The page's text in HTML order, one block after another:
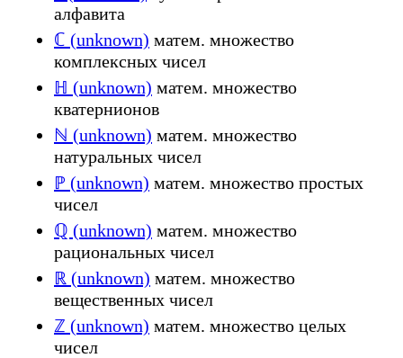
алфавита
ℂ (unknown) матем. множество
комплексных чисел
ℍ (unknown) матем. множество
кватернионов
ℕ (unknown) матем. множество
натуральных чисел
ℙ (unknown) матем. множество простых
чисел
ℚ (unknown) матем. множество
рациональных чисел
ℝ (unknown) матем. множество
вещественных чисел
ℤ (unknown) матем. множество целых
чисел